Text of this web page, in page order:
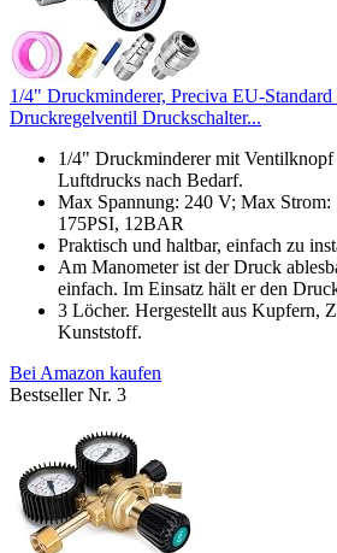
1/4" Druckminderer, Preciva EU-
Druckregelventil Druckschalter...
1/4" Druckminderer mit Ventilknopf
Luftdrucks nach Bedarf.
Max Spannung: 240 V; Max
175PSI, 12BAR
Praktisch und haltbar, einfach zu
Am Manometer ist der Druck
einfach. Im Einsatz hält er den
3 Löcher. Hergestellt aus Kupfern,
Kunststoff.
Bei Amazon kaufen
Bestseller Nr. 3